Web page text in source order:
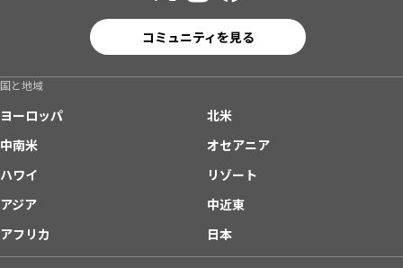
コミュニティを見る
国と地域
ヨーロッパ
北米
中南米
オセアニア
ハワイ
リゾート
アジア
中近東
アフリカ
日本